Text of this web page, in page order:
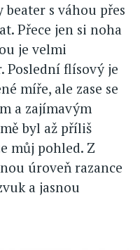
s váhou přes
Přece jen si noha
je velmi
Poslední flísový je
míře, ale zase se
a zajímavým
byl až příliš
můj pohled. Z
úroveň razance
a jasnou